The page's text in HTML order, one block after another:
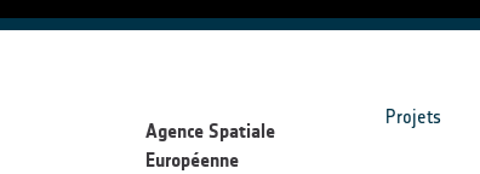
Agence Spatiale
Européenne
Projets